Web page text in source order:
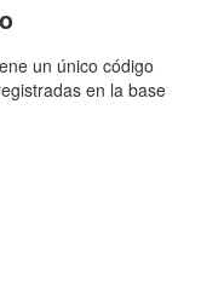
un único código
en la base